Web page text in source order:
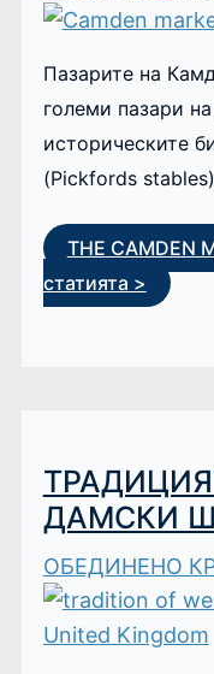
Пазарите на
големи пазари
историческите
(Pickfords
THE CAMDEN
статията >
ДАМСКИ
ОБЕДИНЕНО